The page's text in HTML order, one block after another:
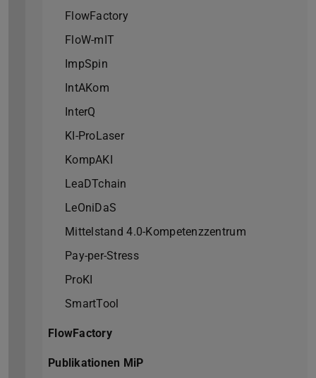
FlowFactory
FloW-mIT
ImpSpin
IntAKom
InterQ
KI-ProLaser
KompAKI
LeaDTchain
LeOniDaS
Mittelstand 4.0-Kompetenzzentrum
Pay-per-Stress
ProKI
SmartTool
FlowFactory
Publikationen MiP